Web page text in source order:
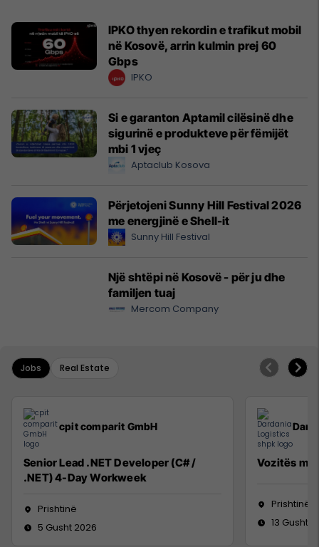
IPKO thyen rekordin e trafikut mobil
në Kosovë, arrin kulmin prej 60
Gbps
IPKO
Si e garanton Aptamil cilësinë dhe
sigurinë e produkteve për fëmijët
mbi 1 vjeç
Aptaclub Kosova
Përjetojeni Sunny Hill Festival 2026
me energjinë e Shell-it
Sunny Hill Festival
Një shtëpi në Kosovë - për ju dhe
familjen tuaj
Mercom Company
Jobs Real Estate
cpit comparit GmbH
Senior Lead .NET Developer (C# /
.NET) 4-Day Workweek
Prishtinë
5 Gusht 2026
Vozitës me
Prishtinë
13 Gusht